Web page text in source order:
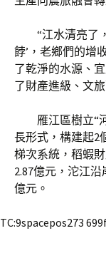
“江水清亮了
餑’，老鄉們的增
了乾淨的水源、
了財產進級、文
雁江區樹立“
長形式，構建起2
梯次系統，稻蝦
2.87億元，沱江
億元。
TC:9spacepos273